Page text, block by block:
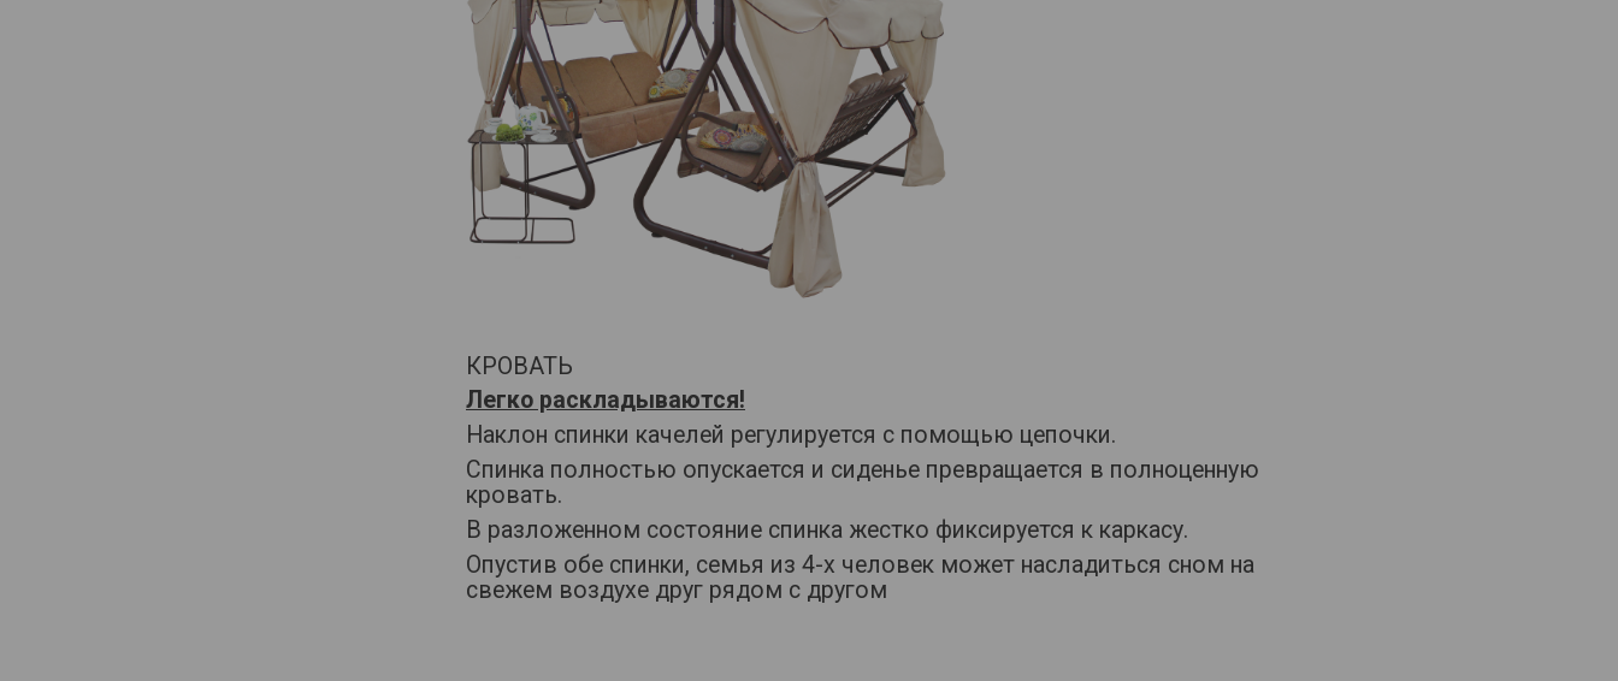
КРОВАТЬ
Легко раскладываются!
Наклон спинки качелей регулируется с помощью цепочки.
Спинка полностью опускается и сиденье превращается в полноценную
кровать.
В разложенном состояние спинка жестко фиксируется к каркасу.
Опустив обе спинки, семья из 4-х человек может насладиться сном на
свежем воздухе друг рядом с другом